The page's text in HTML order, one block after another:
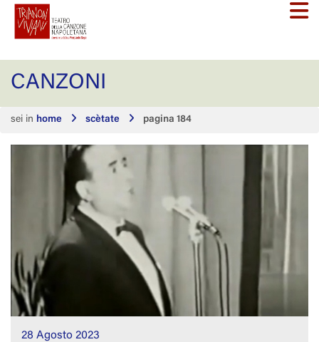
CANZONI
sei in home scètate pagina 184
28 Agosto 2023